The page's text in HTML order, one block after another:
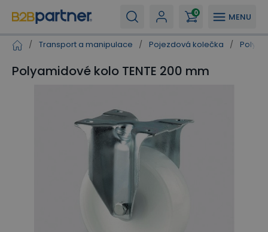
MENU
0
/ Transport a manipulace / Pojezdová kolečka /
Polyamidové kolo TENTE 200 mm